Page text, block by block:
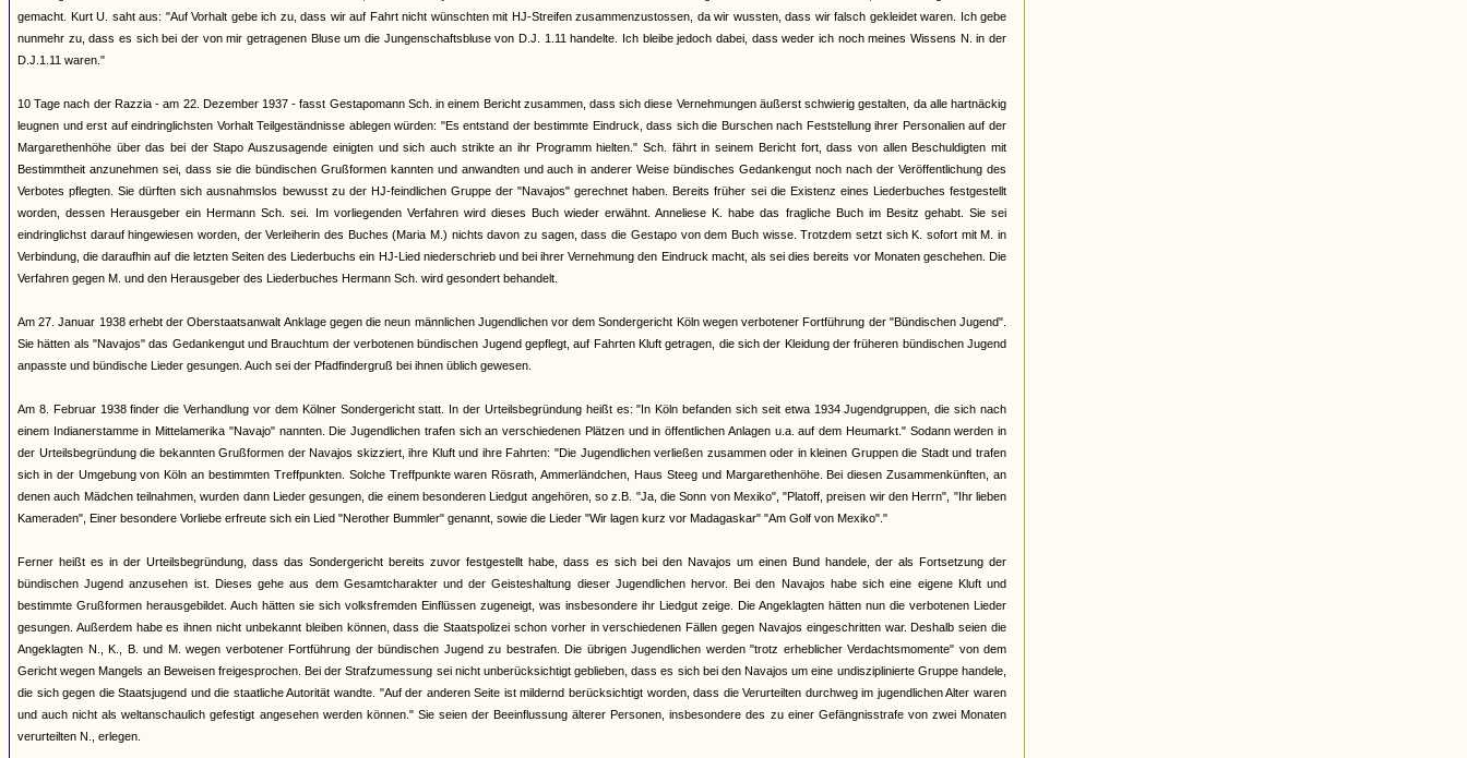
gemacht. Kurt U. saht aus: "Auf Vorhalt gebe ich zu, dass wir auf Fahrt nicht wünschten mit HJ-Streifen zusammenzustossen, da wir wussten, dass wir falsch gekleidet waren. Ich gebe
nunmehr zu, dass es sich bei der von mir getragenen Bluse um die Jungenschaftsbluse von D.J. 1.11 handelte. Ich bleibe jedoch dabei, dass weder ich noch meines Wissens N. in der
D.J.1.11 waren."
10 Tage nach der Razzia - am 22. Dezember 1937 - fasst Gestapomann Sch. in einem Bericht zusammen, dass sich diese Vernehmungen äußerst schwierig gestalten, da alle hartnäckig
leugnen und erst auf eindringlichsten Vorhalt Teilgeständnisse ablegen würden: "Es entstand der bestimmte Eindruck, dass sich die Burschen nach Feststellung ihrer Personalien auf der
Margarethenhöhe über das bei der Stapo Auszusagende einigten und sich auch strikte an ihr Programm hielten." Sch. fährt in seinem Bericht fort, dass von allen Beschuldigten mit
Bestimmtheit anzunehmen sei, dass sie die bündischen Grußformen kannten und anwandten und auch in anderer Weise bündisches Gedankengut noch nach der Veröffentlichung des
Verbotes pflegten. Sie dürften sich ausnahmslos bewusst zu der HJ-feindlichen Gruppe der "Navajos" gerechnet haben. Bereits früher sei die Existenz eines Liederbuches festgestellt
worden, dessen Herausgeber ein Hermann Sch. sei. Im vorliegenden Verfahren wird dieses Buch wieder erwähnt. Anneliese K. habe das fragliche Buch im Besitz gehabt. Sie sei
eindringlichst darauf hingewiesen worden, der Verleiherin des Buches (Maria M.) nichts davon zu sagen, dass die Gestapo von dem Buch wisse. Trotzdem setzt sich K. sofort mit M. in
Verbindung, die daraufhin auf die letzten Seiten des Liederbuchs ein HJ-Lied niederschrieb und bei ihrer Vernehmung den Eindruck macht, als sei dies bereits vor Monaten geschehen. Die
Verfahren gegen M. und den Herausgeber des Liederbuches Hermann Sch. wird gesondert behandelt.
Am 27. Januar 1938 erhebt der Oberstaatsanwalt Anklage gegen die neun männlichen Jugendlichen vor dem Sondergericht Köln wegen verbotener Fortführung der "Bündischen Jugend".
Sie hätten als "Navajos" das Gedankengut und Brauchtum der verbotenen bündischen Jugend gepflegt, auf Fahrten Kluft getragen, die sich der Kleidung der früheren bündischen Jugend
anpasste und bündische Lieder gesungen. Auch sei der Pfadfindergruß bei ihnen üblich gewesen.
Am 8. Februar 1938 finder die Verhandlung vor dem Kölner Sondergericht statt. In der Urteilsbegründung heißt es: "In Köln befanden sich seit etwa 1934 Jugendgruppen, die sich nach
einem Indianerstamme in Mittelamerika "Navajo" nannten. Die Jugendlichen trafen sich an verschiedenen Plätzen und in öffentlichen Anlagen u.a. auf dem Heumarkt." Sodann werden in
der Urteilsbegründung die bekannten Grußformen der Navajos skizziert, ihre Kluft und ihre Fahrten: "Die Jugendlichen verließen zusammen oder in kleinen Gruppen die Stadt und trafen
sich in der Umgebung von Köln an bestimmten Treffpunkten. Solche Treffpunkte waren Rösrath, Ammerländchen, Haus Steeg und Margarethenhöhe. Bei diesen Zusammenkünften, an
denen auch Mädchen teilnahmen, wurden dann Lieder gesungen, die einem besonderen Liedgut angehören, so z.B. "Ja, die Sonn von Mexiko", "Platoff, preisen wir den Herrn", "Ihr lieben
Kameraden", Einer besondere Vorliebe erfreute sich ein Lied "Nerother Bummler" genannt, sowie die Lieder "Wir lagen kurz vor Madagaskar" "Am Golf von Mexiko"."
Ferner heißt es in der Urteilsbegründung, dass das Sondergericht bereits zuvor festgestellt habe, dass es sich bei den Navajos um einen Bund handele, der als Fortsetzung der
bündischen Jugend anzusehen ist. Dieses gehe aus dem Gesamtcharakter und der Geisteshaltung dieser Jugendlichen hervor. Bei den Navajos habe sich eine eigene Kluft und
bestimmte Grußformen herausgebildet. Auch hätten sie sich volksfremden Einflüssen zugeneigt, was insbesondere ihr Liedgut zeige. Die Angeklagten hätten nun die verbotenen Lieder
gesungen. Außerdem habe es ihnen nicht unbekannt bleiben können, dass die Staatspolizei schon vorher in verschiedenen Fällen gegen Navajos eingeschritten war. Deshalb seien die
Angeklagten N., K., B. und M. wegen verbotener Fortführung der bündischen Jugend zu bestrafen. Die übrigen Jugendlichen werden "trotz erheblicher Verdachtsmomente" von dem
Gericht wegen Mangels an Beweisen freigesprochen. Bei der Strafzumessung sei nicht unberücksichtigt geblieben, dass es sich bei den Navajos um eine undisziplinierte Gruppe handele,
die sich gegen die Staatsjugend und die staatliche Autorität wandte. "Auf der anderen Seite ist mildernd berücksichtigt worden, dass die Verurteilten durchweg im jugendlichen Alter waren
und auch nicht als weltanschaulich gefestigt angesehen werden können." Sie seien der Beeinflussung älterer Personen, insbesondere des zu einer Gefängnisstrafe von zwei Monaten
verurteilten N., erlegen.